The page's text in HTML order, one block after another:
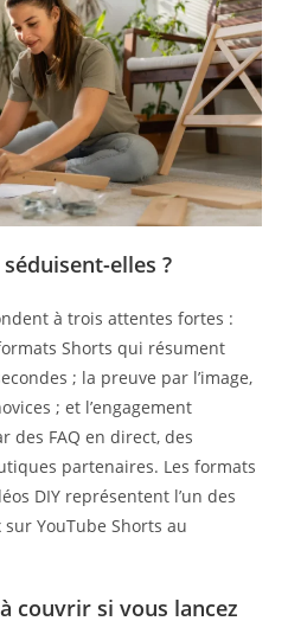
elles ?
à trois attentes fortes :
Shorts qui résument
; la preuve par l’image,
; et l’engagement
des FAQ en direct, des
partenaires. Les formats
DIY représentent l’un des
YouTube Shorts au
couvrir si vous lancez